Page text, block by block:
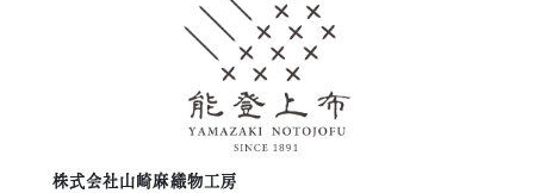
株式会社山崎麻織物工房